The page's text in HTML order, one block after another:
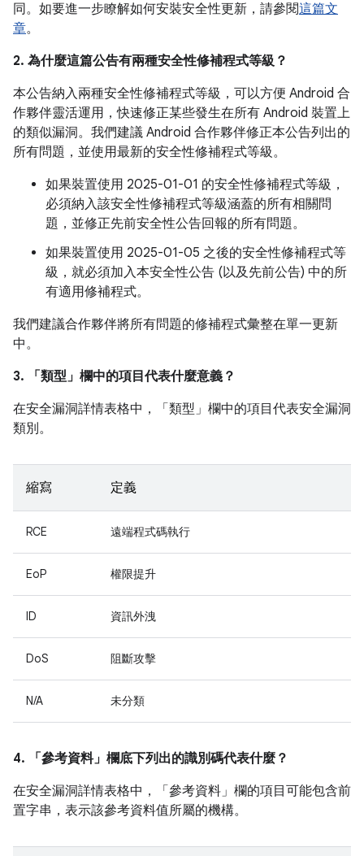
同。如要進一步瞭解如何安裝安全性更新，請參閱這篇文
章。
2. 為什麼這篇公告有兩種安全性修補程式等級？
本公告納入兩種安全性修補程式等級，可以方便 Android 合
作夥伴靈活運用，快速修正某些發生在所有 Android 裝置上
的類似漏洞。我們建議 Android 合作夥伴修正本公告列出的
所有問題，並使用最新的安全性修補程式等級。
如果裝置使用 2025-01-01 的安全性修補程式等級，
必須納入該安全性修補程式等級涵蓋的所有相關問
題，並修正先前安全性公告回報的所有問題。
如果裝置使用 2025-01-05 之後的安全性修補程式等
級，就必須加入本安全性公告 (以及先前公告) 中的所
有適用修補程式。
我們建議合作夥伴將所有問題的修補程式彙整在單一更新
中。
3. 「類型」 欄中的項目代表什麼意義？
在安全漏洞詳情表格中，「類型」 欄中的項目代表安全漏洞
類別。
縮寫 定義
RCE 遠端程式碼執行
EoP 權限提升
ID 資訊外洩
DoS 阻斷攻擊
N/A 未分類
4. 「參考資料」 欄底下列出的識別碼代表什麼？
在安全漏洞詳情表格中，「參考資料」 欄的項目可能包含前
置字串，表示該參考資料值所屬的機構。